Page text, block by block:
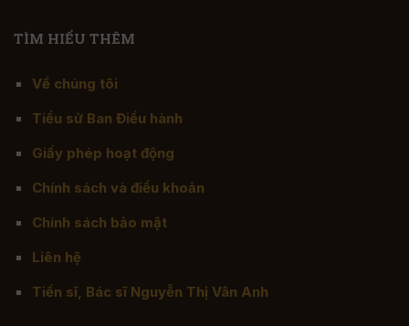
TÌM HIỂU THÊM
Về chúng tôi
Tiểu sử Ban Điều hành
Giấy phép hoạt động
Chính sách và điều khoản
Chính sách bảo mật
Liên hệ
Tiến sĩ, Bác sĩ Nguyễn Thị Vân Anh